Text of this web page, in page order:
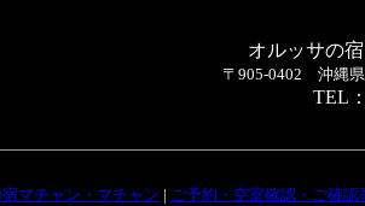
マチャン・マチャン | ご予約・空室確認・ご確認
オルッサの
〒905-0402 沖縄
TEL